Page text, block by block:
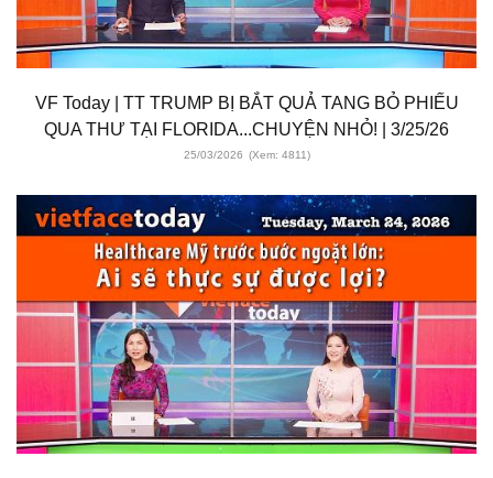
VF Today | TT TRUMP BỊ BẮT QUẢ TANG BỎ PHIẾU
QUA THƯ TẠI FLORIDA...CHUYỆN NHỎ! | 3/25/26
25/03/2026 (Xem: 4811)